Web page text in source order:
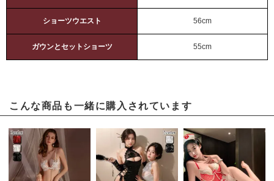
ショーツウエスト 56cm
ガウンとセットショーツ 55cm
こんな商品も一緒に購入されています